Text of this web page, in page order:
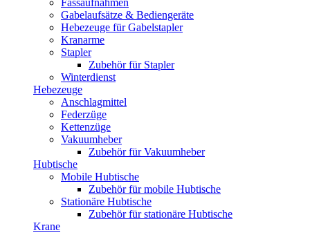
Fassaufnahmen
Gabelaufsätze & Bediengeräte
Hebezeuge für Gabelstapler
Kranarme
Stapler
Zubehör für Stapler
Winterdienst
Hebezeuge
Anschlagmittel
Federzüge
Kettenzüge
Vakuumheber
Zubehör für Vakuumheber
Hubtische
Mobile Hubtische
Zubehör für mobile Hubtische
Stationäre Hubtische
Zubehör für stationäre Hubtische
Krane